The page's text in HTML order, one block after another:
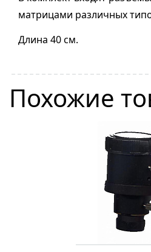
матрицами различных
Длина 40 см.
Похожие